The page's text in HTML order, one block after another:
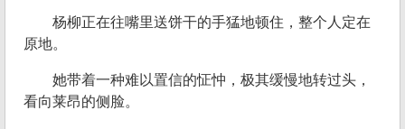
杨柳正在往嘴里送饼干的手猛地顿住，整个人定在
原地。
她带着一种难以置信的怔忡，极其缓慢地转过头，
看向莱昂的侧脸。